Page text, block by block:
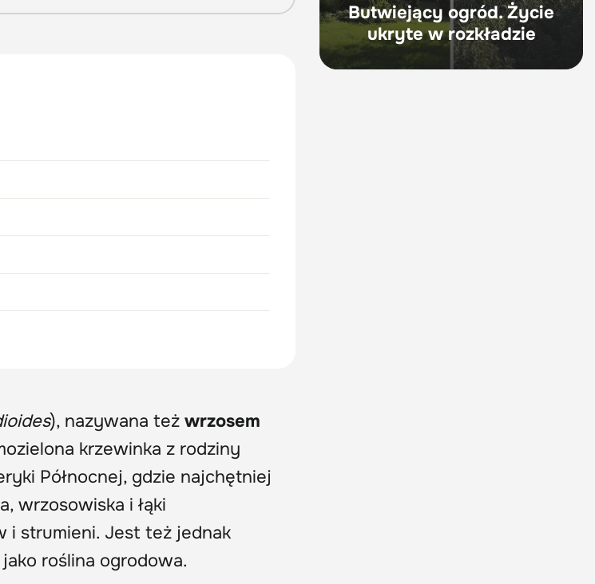
), nazywana też wrzosem
krzewinka z rodziny
Północnej, gdzie najchętniej
wrzosowiska i łąki
i strumieni. Jest też jednak
roślina ogrodowa.
Butwiejący ogród. Życie
ukryte w rozkładzie